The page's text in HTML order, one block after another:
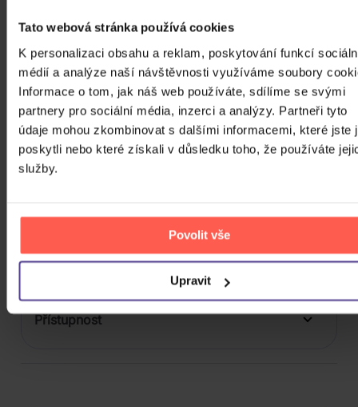
Tato webová stránka používá cookies
K personalizaci obsahu a reklam, poskytování funkcí
médií a analýze naší návštěvnosti využíváme soubory
Informace o tom, jak náš web používáte, sdílíme se svými
partnery pro sociální média, inzerci a analýzy. Partneři tyto
údaje mohou zkombinovat s dalšími informacemi, které jste
poskytli nebo které získali v důsledku toho, že používáte
služby.
Povolit vše
Upravit
Počet BD
Počet vinyl
Počet KiT
Balení média
Formát média
Titulky
Přístupnost